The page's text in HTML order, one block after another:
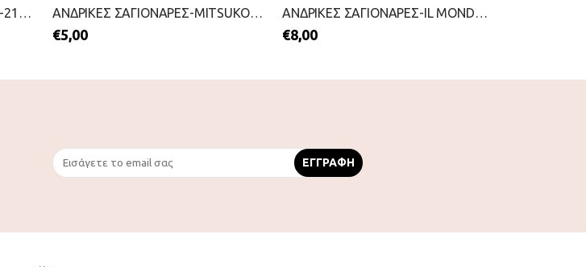
ΑΝΔΡΙΚΕΣ ΣΑΓΙΟΝΑΡΕΣ-RIDER-2199-0427-ΜΑΥΡΟ ΑΝΔΡΙΚΕΣ ΣΑΓΙΟΝΑΡΕΣ-MITSUKO-2199-0209-ΜΠΛΕ
€5,00
ΑΝΔΡΙΚΕΣ ΣΑΓΙΟΝΑΡΕΣ-IL MONDO-2199-0679-ΜΑΥΡΟ
€8,00